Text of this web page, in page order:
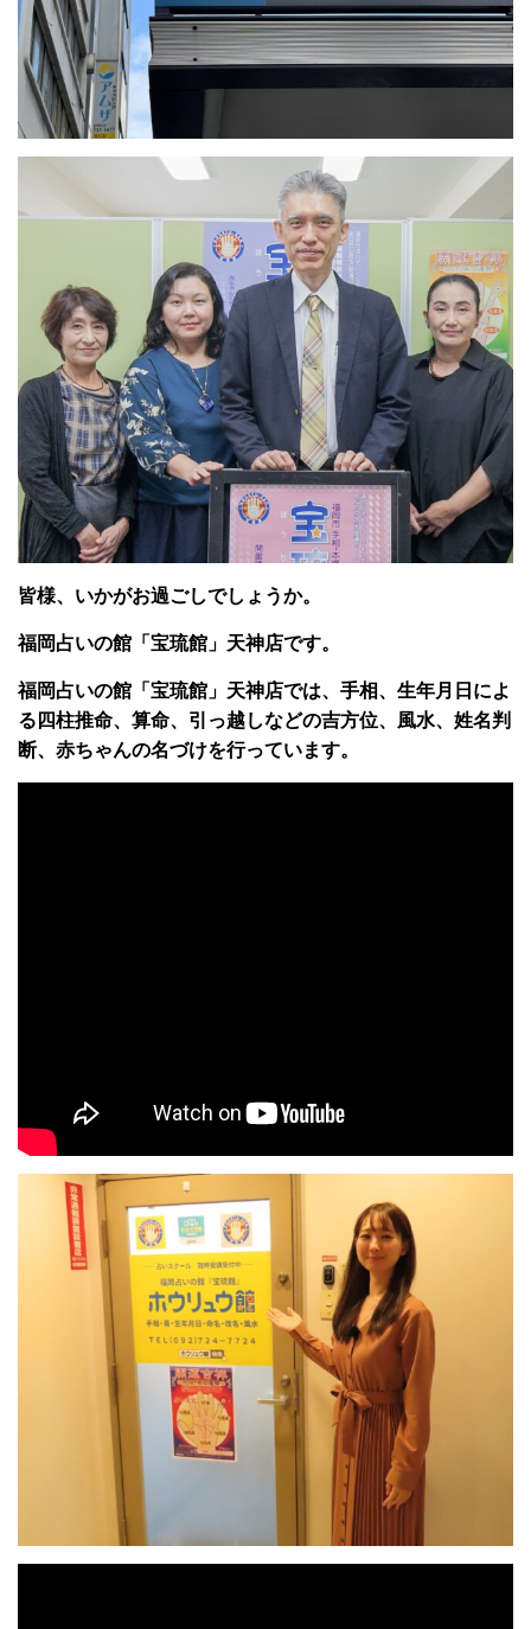
皆様、いかがお過ごしでしょうか。
福岡占いの館「宝琉館」天神店です。
福岡占いの館「宝琉館」天神店では、手相、生年月日によ
る四柱推命、算命、引っ越しなどの吉方位、風水、姓名判
断、赤ちゃんの名づけを行っています。